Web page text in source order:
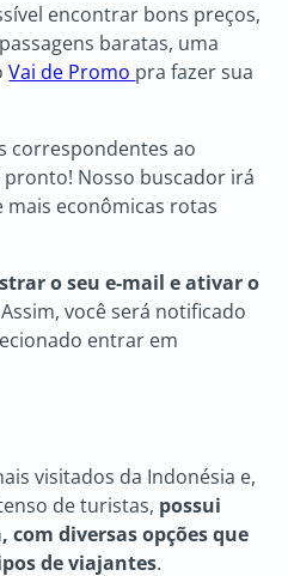
encontrar bons preços,
baratas, uma
Vai de Promo pra fazer sua
correspondentes ao
Nosso buscador irá
mais econômicas rotas
o seu e-mail e ativar o
você será notificado
entrar em
visitados da Indonésia e,
de turistas, possui
diversas opções que
de viajantes.